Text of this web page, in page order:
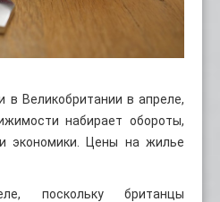
Великобритании в апреле,
набирает обороты,
экономики. Цены на жилье
поскольку британцы